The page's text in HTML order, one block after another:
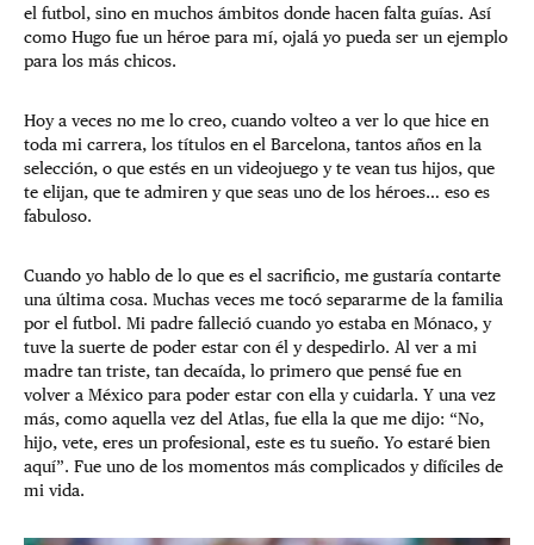
el futbol, sino en muchos ámbitos donde hacen falta guías. Así
como Hugo fue un héroe para mí, ojalá yo pueda ser un ejemplo
para los más chicos.
Hoy a veces no me lo creo, cuando volteo a ver lo que hice en
toda mi carrera, los títulos en el Barcelona, tantos años en la
selección, o que estés en un videojuego y te vean tus hijos, que
te elijan, que te admiren y que seas uno de los héroes… eso es
fabuloso.
Cuando yo hablo de lo que es el sacrificio, me gustaría contarte
una última cosa. Muchas veces me tocó separarme de la familia
por el futbol. Mi padre falleció cuando yo estaba en Mónaco, y
tuve la suerte de poder estar con él y despedirlo. Al ver a mi
madre tan triste, tan decaída, lo primero que pensé fue en
volver a México para poder estar con ella y cuidarla. Y una vez
más, como aquella vez del Atlas, fue ella la que me dijo: “No,
hijo, vete, eres un profesional, este es tu sueño. Yo estaré bien
aquí”. Fue uno de los momentos más complicados y difíciles de
mi vida.